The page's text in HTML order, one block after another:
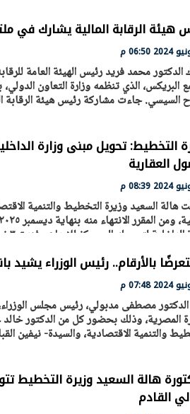
هيئة الرقابة المالية يشارك في
محمد فريد رئيس الهيئة العامة
البريكس، الذي تنظمه وزارة التعاون
السيسي. جاءت مشاركة رئيس هيئة الرقابة
العقارية
هالة السعيد وزيرة التخطيط والتنمية
لتحويله إلى مركز للإبداع وفندق ٣ نجوم، إلى جانب عددٍ من المكاتب الإدارية، مضيفة
بالأرقام.. رئيس الوزراء يشيد
مصطفى مدبولي، رئيس مجلس الوزراء،
المصرية، وذلك بحضور كل من الدكتور خالد
والتنمية الاقتصادية، والسيدة- نيفين
القادم
رئيس الوزراء يتابع الإجراءات
بتنفيذ التوجيهات الرئاسية
سكنية بالإيجار